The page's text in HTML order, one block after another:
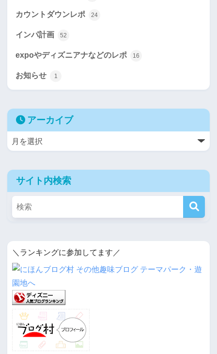
カウントダウンレポ 24
インパ計画 52
expoやディズニアナなどのレポ 16
お知らせ 1
アーカイブ
サイト内検索
＼ランキングに参加してます／